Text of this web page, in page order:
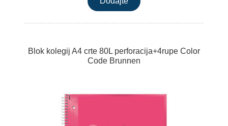
Blok kolegij A4 crte 80L perforacija+4rupe Color
Code Brunnen